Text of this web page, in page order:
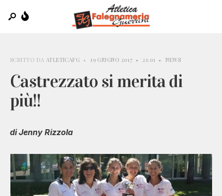
SCRITTO DA ATLETICAFG • 19 GIUGNO 2017 • 21:01 • NEWS
Castrezzato si merita di
più!!
di Jenny Rizzola